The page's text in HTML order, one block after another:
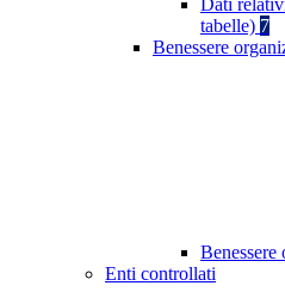
Dati
tabelle) 7
Benessere
Benessere
Enti controllati